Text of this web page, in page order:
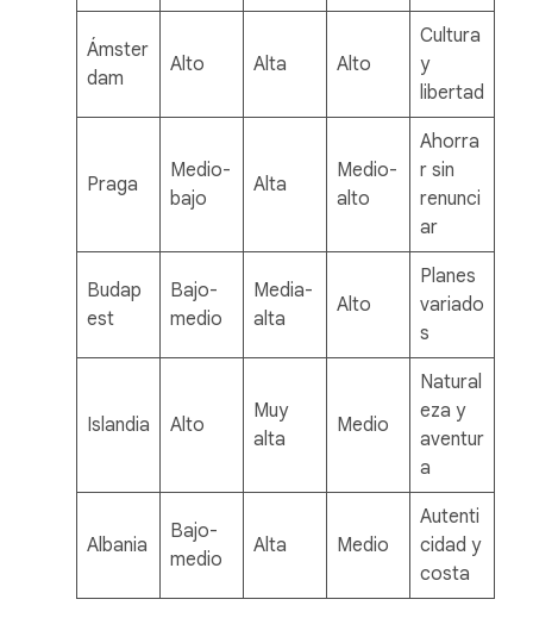
Ámster
dam
Alto Alta Alto
Cultura
y
libertad
Praga
Medio-
bajo
Alta
Medio-
alto
Ahorra
r sin
renunci
ar
Budap
est
Bajo-
medio
Media-
alta
Alto
Planes
variado
s
Islandia Alto
Muy
alta
Medio
Natural
eza y
aventur
a
Albania
Bajo-
medio
Alta Medio
Autenti
cidad y
costa